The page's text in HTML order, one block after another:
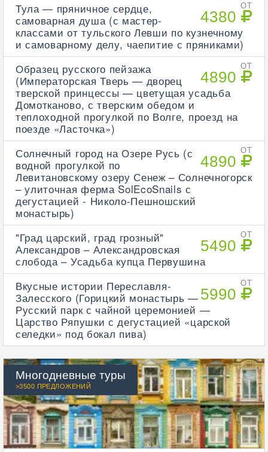
ОТ
4380
Тула — пряничное сердце,
самоварная душа (с мастер-
классами от тульского Левши по кузнечному
и самоварному делу, чаепитие с пряниками)
ОТ
4890
Образец русского пейзажа
(Императорская Тверь — дворец
тверской принцессы — цветущая усадьба
Домотканово, с тверским обедом и
теплоходной прогулкой по Волге, проезд на
поезде «Ласточка»)
ОТ
4890
Солнечный город на Озере Русь (с
водной прогулкой по
Левитановскому озеру Сенеж – Солнечногорск
– улиточная ферма SolEcoSnails с
дегустацией - Николо-Пешношский
монастырь)
ОТ
5490
"Град царский, град грозный"
Александров – Александровская
слобода – Усадьба купца Первушина
ОТ
5990
Вкусные истории Переславля-
Залесского (Горицкий монастырь —
Русский парк с чайной церемонией —
Царство Ряпушки с дегустацией «царской
селедки» под бокал пива)
Многодневные туры
>3500 ПРЕДЛОЖЕНИЙ